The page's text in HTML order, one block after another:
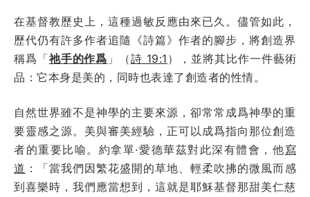
在基督教歷史上，這種過敏反應由來已久。儘管如此，
歷代仍有許多作者追隨《詩篇》作者的腳步，將創造界
稱爲「祂手的作爲 」（詩 19:1 ），並將其比作一件藝術
品：它本身是美的，同時也表達了創造者的性情。
自然世界雖不是神學的主要來源，卻常常成爲神學的重
要靈感之源。美與審美經驗，正可以成爲指向那位創造
者的重要比喻。約拿單·愛德華茲對此深有體會，他寫
道 ：「當我們因繁花盛開的草地、輕柔吹拂的微風而感
到喜樂時，我們應當想到，這就是耶穌基督那甜美仁慈